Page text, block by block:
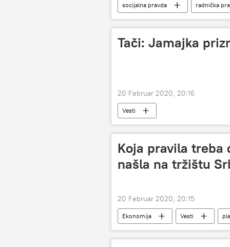
socijalna pravda radnička
Društvo
Tači: Jamajka
20 Februar 2020, 20:16
Vesti
Koja pravila treba
našla na tržištu
20 Februar 2020, 20:15
Ekonomija Vesti